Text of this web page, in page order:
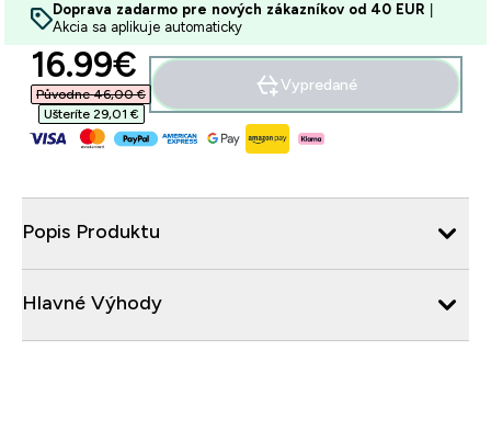
Doprava zadarmo pre nových zákazníkov od 40 EUR
Akcia sa aplikuje automaticky
discounted price
16.99€‎
Původne 46,00 €‎
Ušteríte 29,01 €‎
Vypredané
Popis Produktu
Hlavné Výhody